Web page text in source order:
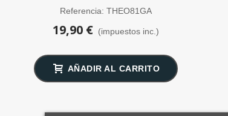
de Fresno Verde Theo
Referencia: THEO81GA
19,90 € (impuestos inc.)
AÑADIR AL CARRITO